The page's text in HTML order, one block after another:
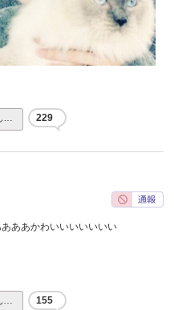
… 229
ああかわいいいいいいい
… 155